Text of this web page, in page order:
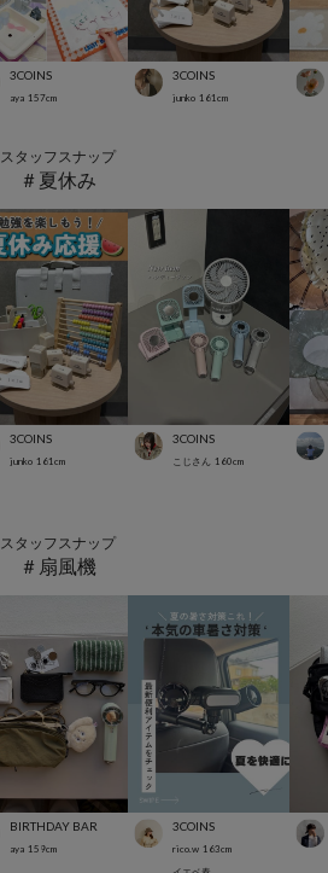
3COINS
aya 157cm
3COINS
junko 161 cm
スタッフスナップ
＃夏休み
3COINS
junko 161cm
3COINS
こじさん 160cm
スタッフスナップ
＃扇風機
BIRTHDAY BAR
aya 159cm
3COINS
rico.w 163cm